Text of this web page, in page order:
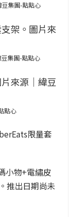
集團-點點心
集團-點點心
點心
限量套
小物+電繡皮
推出日期尚未